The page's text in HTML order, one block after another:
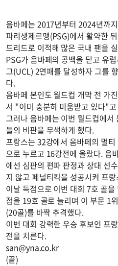
음바페는 2017년부터 2024년까
파리생제르맹(PSG)에서 활약한
드리드로 이적해 많은 국내 팬을
PSG가 음바페의 공백을 딛고 유
그(UCL) 2연패를 달성하자 그를
다.
음바페 본인도 월드컵 개막 전 가
서 "이미 충분히 미움받고 있다"
그러나 음바페는 이번 월드컵에서
들의 비판을 무색하게 했다.
프랑스는 32강에서 음바페의 멀
으로 누르고 16강전에 올랐다. 음
에선 심판의 편파 판정과 상대 선
지 않고 페널티킥을 성공시켜 프
이날 득점으로 이번 대회 7호 골
점을 19호 골로 늘리며 이 부문 1
(20골)를 바짝 추격했다.
이번 대회 강력한 우승 후보인 프
전을 치른다.
san@yna.co.kr
(끝)